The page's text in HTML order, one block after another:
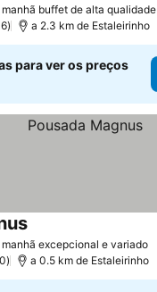
buffet de alta qualidade
a 2.3 km de Estaleirinho
para ver os preços
excepcional e variado
a 0.5 km de Estaleirinho